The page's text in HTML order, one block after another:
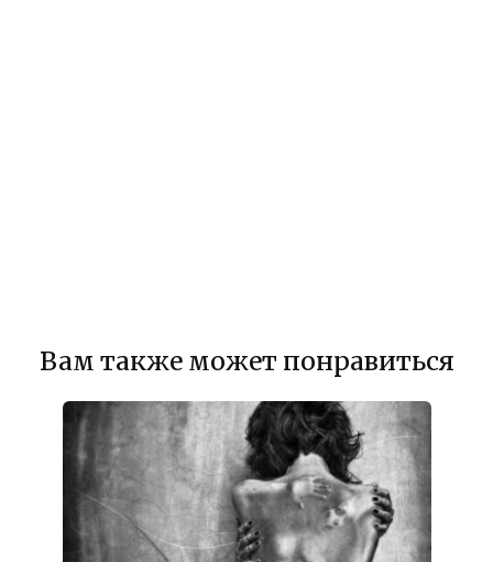
Вам также может понравиться